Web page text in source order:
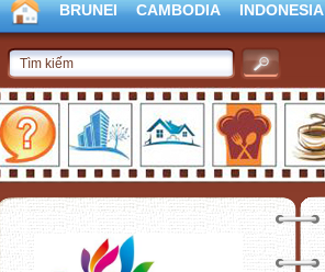
BRUNEI CAMBODIA INDONESIA